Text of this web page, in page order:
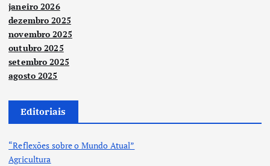
janeiro 2026
dezembro 2025
novembro 2025
outubro 2025
setembro 2025
agosto 2025
Editoriais
“Reflexões sobre o Mundo Atual”
Agricultura